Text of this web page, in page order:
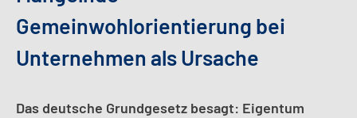
Gemeinwohlorientierung bei
Unternehmen als Ursache
Das deutsche Grundgesetz besagt: Eigentum